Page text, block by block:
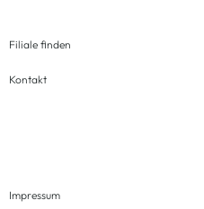
Filiale finden
Kontakt
Impressum